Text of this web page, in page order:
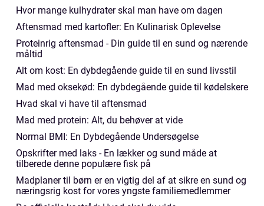
Hvor mange kulhydrater skal man have om dagen
Aftensmad med kartofler: En Kulinarisk Oplevelse
Proteinrig aftensmad - Din guide til en sund og nærende
måltid
Alt om kost: En dybdegående guide til en sund livsstil
Mad med oksekød: En dybdegående guide til kødelskere
Hvad skal vi have til aftensmad
Mad med protein: Alt, du behøver at vide
Normal BMI: En Dybdegående Undersøgelse
Opskrifter med laks - En lækker og sund måde at
tilberede denne populære fisk på
Madplaner til børn er en vigtig del af at sikre en sund og
næringsrig kost for vores yngste familiemedlemmer